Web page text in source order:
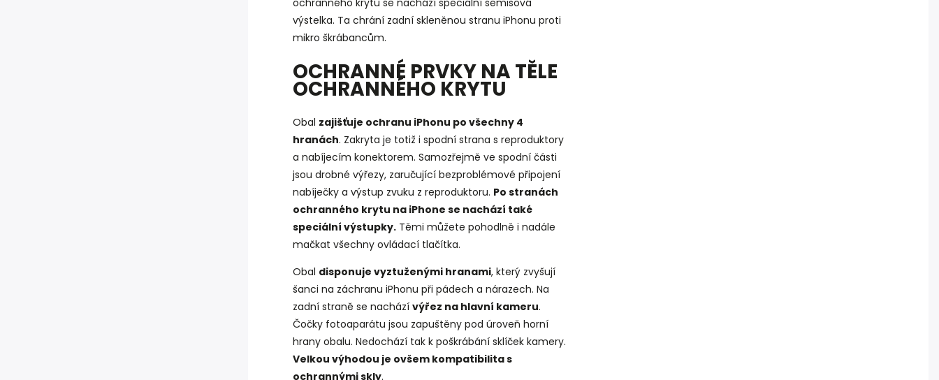
výstelka. Ta chrání zadní skleněnou stranu iPhonu proti
mikro škrábancům.
OCHRANNÉ PRVKY NA TĚLE
OCHRANNÉHO KRYTU
Obal zajišťuje ochranu iPhonu po všechny 4
hranách. Zakryta je totiž i spodní strana s reproduktory
a nabíjecím konektorem. Samozřejmě ve spodní části
jsou drobné výřezy, zaručující bezproblémové připojení
nabíječky a výstup zvuku z reproduktoru. Po stranách
ochranného krytu na iPhone se nachází také
speciální výstupky. Těmi můžete pohodlně i nadále
mačkat všechny ovládací tlačítka.
Obal disponuje vyztuženými hranami, který zvyšují
šanci na záchranu iPhonu při pádech a nárazech. Na
zadní straně se nachází výřez na hlavní kameru.
Čočky fotoaparátu jsou zapuštěny pod úroveň horní
hrany obalu. Nedochází tak k poškrábání sklíček kamery.
Velkou výhodou je ovšem kompatibilita s
ochrannými skly.